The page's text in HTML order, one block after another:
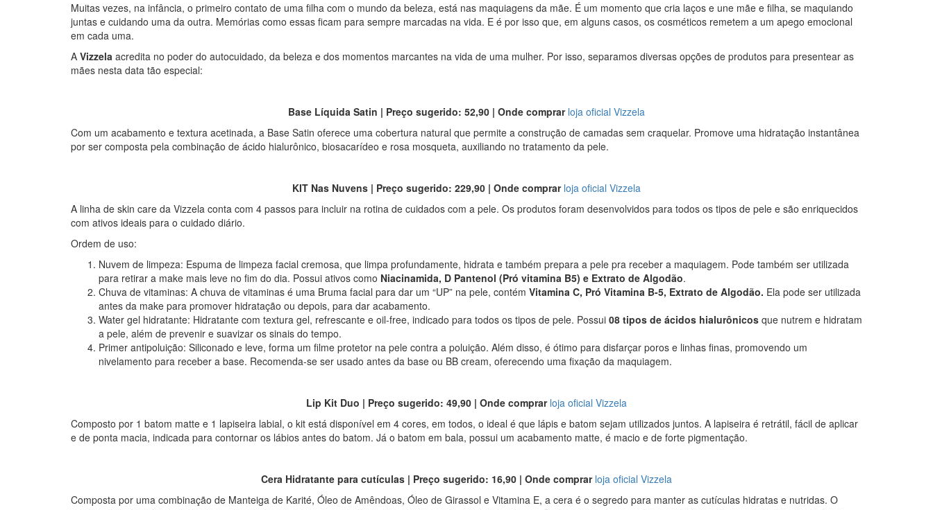
Muitas vezes, na infância, o primeiro contato de uma filha com o mundo da beleza, está nas maquiagens da mãe. É um momento que cria laços e une mãe e filha, se maquiando
juntas e cuidando uma da outra. Memórias como essas ficam para sempre marcadas na vida. E é por isso que, em alguns casos, os cosméticos remetem a um apego emocional
em cada uma.
A Vizzela acredita no poder do autocuidado, da beleza e dos momentos marcantes na vida de uma mulher. Por isso, separamos diversas opções de produtos para presentear as
mães nesta data tão especial:
Base Líquida Satin | Preço sugerido: 52,90 | Onde comprar loja oficial Vizzela
Com um acabamento e textura acetinada, a Base Satin oferece uma cobertura natural que permite a construção de camadas sem craquelar. Promove uma hidratação instantânea
por ser composta pela combinação de ácido hialurônico, biosacarídeo e rosa mosqueta, auxiliando no tratamento da pele.
KIT Nas Nuvens | Preço sugerido: 229,90 | Onde comprar loja oficial Vizzela
A linha de skin care da Vizzela conta com 4 passos para incluir na rotina de cuidados com a pele. Os produtos foram desenvolvidos para todos os tipos de pele e são enriquecidos
com ativos ideais para o cuidado diário.
Ordem de uso:
Nuvem de limpeza: Espuma de limpeza facial cremosa, que limpa profundamente, hidrata e também prepara a pele pra receber a maquiagem. Pode também ser utilizada
para retirar a make mais leve no fim do dia. Possui ativos como Niacinamida, D Pantenol (Pró vitamina B5) e Extrato de Algodão.
Chuva de vitaminas: A chuva de vitaminas é uma Bruma facial para dar um “UP” na pele, contém Vitamina C, Pró Vitamina B-5, Extrato de Algodão. Ela pode ser utilizada
antes da make para promover hidratação ou depois, para dar acabamento.
Water gel hidratante: Hidratante com textura gel, refrescante e oil-free, indicado para todos os tipos de pele. Possui 08 tipos de ácidos hialurônicos que nutrem e hidratam
a pele, além de prevenir e suavizar os sinais do tempo.
Primer antipoluição: Siliconado e leve, forma um filme protetor na pele contra a poluição. Além disso, é ótimo para disfarçar poros e linhas finas, promovendo um
nivelamento para receber a base. Recomenda-se ser usado antes da base ou BB cream, oferecendo uma fixação da maquiagem.
Lip Kit Duo | Preço sugerido: 49,90 | Onde comprar loja oficial Vizzela
Composto por 1 batom matte e 1 lapiseira labial, o kit está disponível em 4 cores, em todos, o ideal é que lápis e batom sejam utilizados juntos. A lapiseira é retrátil, fácil de aplicar
e de ponta macia, indicada para contornar os lábios antes do batom. Já o batom em bala, possui um acabamento matte, é macio e de forte pigmentação.
Cera Hidratante para cutículas | Preço sugerido: 16,90 | Onde comprar loja oficial Vizzela
Composta por uma combinação de Manteiga de Karité, Óleo de Amêndoas, Óleo de Girassol e Vitamina E, a cera é o segredo para manter as cutículas hidratas e nutridas. O